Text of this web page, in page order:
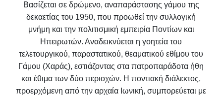
Βασίζεται σε δρώμενο, αναπαράστασης γάμου της
δεκαετίας του 1950, που προωθεί την συλλογική
μνήμη και την πολιτισμική εμπειρία Ποντίων και
Ηπειρωτών. Αναδεικνύεται η γοητεία του
τελετουργικού, παραστατικού, θεαματικού εθίμου του
Γάμου (Χαράς), εστιάζοντας στα πατροπαράδοτα ήθη
και έθιμα των δύο περιοχών. Η ποντιακή διάλεκτος,
προερχόμενη από την αρχαία Ιωνική, συμπορεύεται με